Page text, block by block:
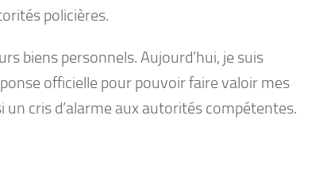
policières.
biens personnels. Aujourd’hui, je suis
officielle pour pouvoir faire valoir mes
cris d’alarme aux autorités compétentes.